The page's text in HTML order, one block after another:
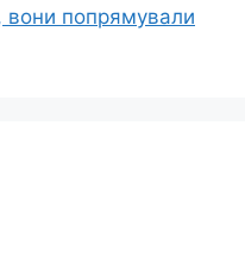
вони попрямували